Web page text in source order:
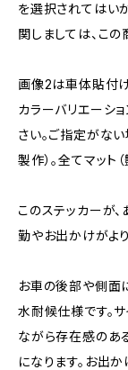
を選択されてはい
関しましては、こ
画像2は車体貼付
カラーバリエーシ
さい。ご指定がな
製作）。全てマット
このステッカーが
勤やお出かけがよ
お車の後部や側面
水耐候仕様です。
ながら存在感のあ
になります。お出